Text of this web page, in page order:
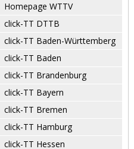
Homepage WTTV
click-TT DTTB
click-TT Baden-Württemberg
click-TT Baden
click-TT Brandenburg
click-TT Bayern
click-TT Bremen
click-TT Hamburg
click-TT Hessen